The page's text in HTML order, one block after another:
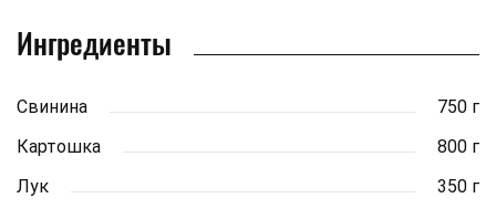
Ингредиенты
Свинина
750 г
Картошка
800 г
Лук
350 г